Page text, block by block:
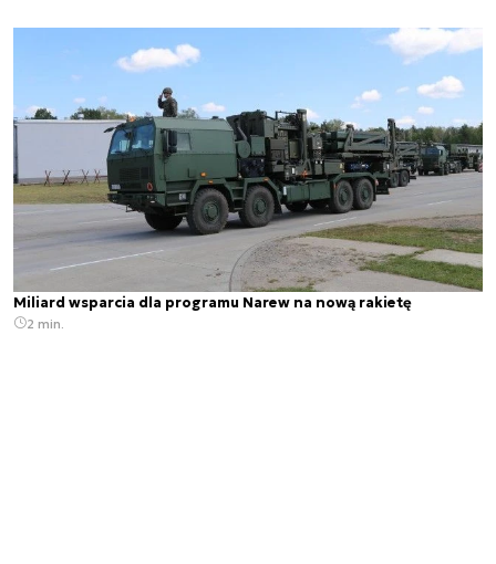
Miliard wsparcia dla programu Narew na nową rakietę
2 min.